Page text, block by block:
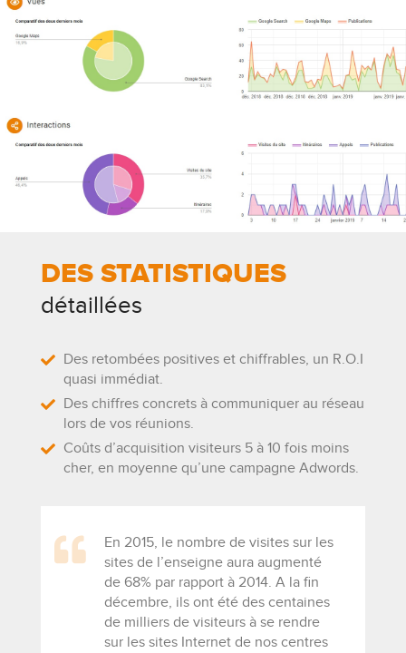
DES STATISTIQUES
détaillées
Des retombées positives et chiffrables, un R.O.I
quasi immédiat.
Des chiffres concrets à communiquer au réseau
lors de vos réunions.
Coûts d’acquisition visiteurs 5 à 10 fois moins
cher, en moyenne qu’une campagne Adwords.
En 2015, le nombre de visites sur les
sites de l’enseigne aura augmenté
de 68% par rapport à 2014. A la fin
décembre, ils ont été des centaines
de milliers de visiteurs à se rendre
sur les sites Internet de nos centres